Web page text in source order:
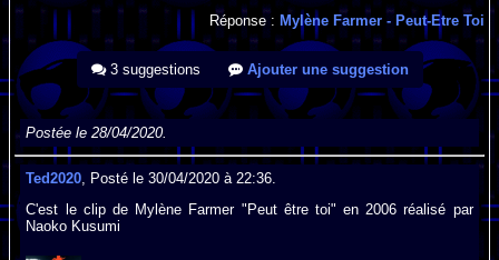
Réponse : Mylène Farmer - Peut-Etre Toi
3 suggestions Ajouter une suggestion
Postée le 28/04/2020.
Ted2020 , Posté le 30/04/2020 à 22:36.
C'est le clip de Mylène Farmer "Peut être toi" en 2006 réalisé par
Naoko Kusumi